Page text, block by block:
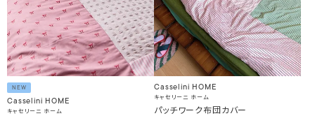
NEW
Casselini HOME
キャセリーニ ホーム
Casselini HOME
キャセリーニ ホーム
パッチワーク布団カバー